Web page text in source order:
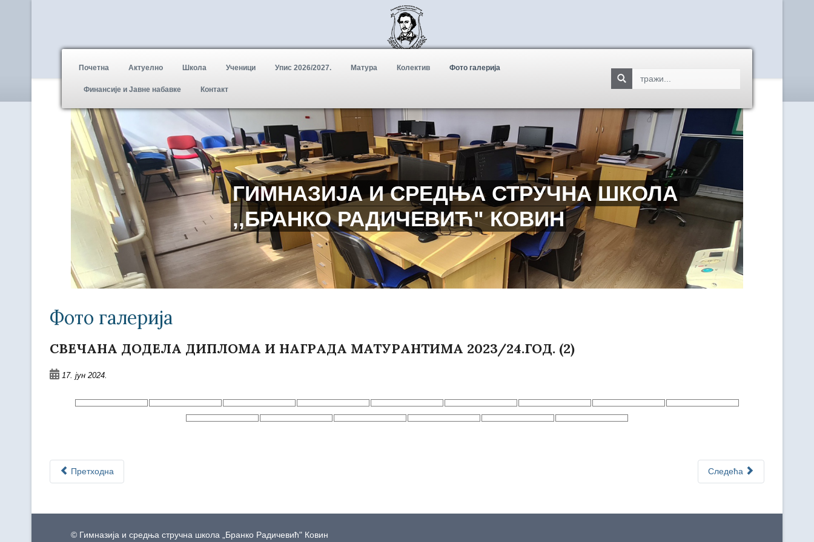
Почетна Актуелно Школа Ученици Упис 2026/2027. Матура Колектив Фото галерија
Финансије и Јавне набавке Контакт
ГИМНАЗИЈА И СРЕДЊА СТРУЧНА ШКОЛА
,,БРАНКО РАДИЧЕВИЋ" КОВИН
Фото галерија
СВЕЧАНА ДОДЕЛА ДИПЛОМА И НАГРАДА МАТУРАНТИМА 2023/24.ГОД. (2)
17. јун 2024.
Претходна Следећа
© Гимназија и средња стручна школа „Бранко Радичевић" Ковин